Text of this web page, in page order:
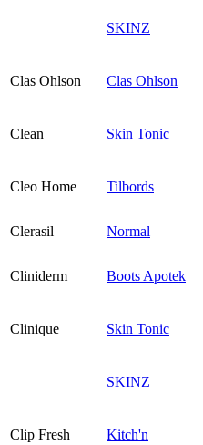
SKINZ
Clas Ohlson Clas Ohlson
Clean Skin Tonic
Cleo Home Tilbords
Clerasil
Normal
Cliniderm Boots Apotek
Clinique Skin Tonic
SKINZ
Clip Fresh Kitch'n